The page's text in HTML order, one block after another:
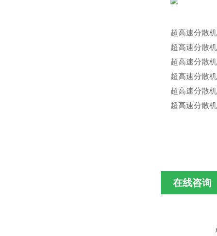
超高速分散
超高速分散
超高速分散
超高速分散
超高速分散
超高速分散
在线咨询